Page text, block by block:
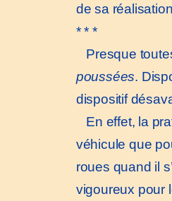
de sa
* * *
Presque
poussées.
dispositif
En effet, la
véhicule que
roues quand il
vigoureux pour